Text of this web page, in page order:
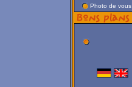
Photo de vous